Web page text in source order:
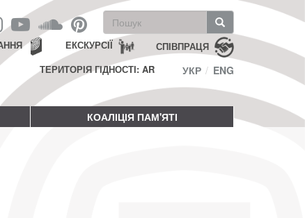
Пошукова
форма
Пошук СПІВПРАЦЯ
ЕКСКУРСІЇ
ТЕРИТОРІЯ ГІДНОСТІ: AR
УКР ENG
КОАЛІЦІЯ ПАМ'ЯТІ